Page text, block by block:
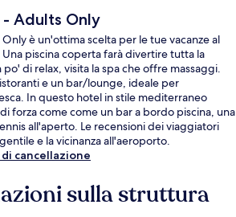
- Adults Only
è un'ottima scelta per le tue vacanze al
Una piscina coperta farà divertire tutta la
di relax, visita la spa che offre massaggi.
e un bar/lounge, ideale per
In questo hotel in stile mediterraneo
forza come come un bar a bordo piscina, una
all'aperto. Le recensioni dei viaggiatori
e la vicinanza all'aeroporto.
cancellazione
sulla struttura